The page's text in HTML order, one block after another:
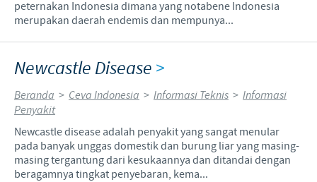
peternakan Indonesia dimana yang notabene Indonesia
merupakan daerah endemis dan mempunya...
Newcastle Disease >
Beranda > Ceva Indonesia > Informasi Teknis > Informasi
Penyakit
Newcastle disease adalah penyakit yang sangat menular
pada banyak unggas domestik dan burung liar yang masing-
masing tergantung dari kesukaannya dan ditandai dengan
beragamnya tingkat penyebaran, kema...